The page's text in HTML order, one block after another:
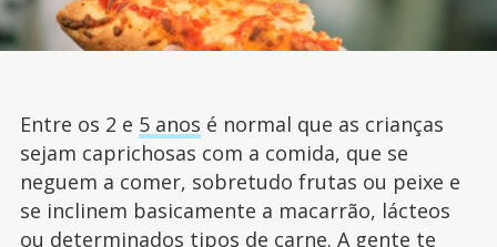
Entre os 2 e 5 anos é normal que as crianças
sejam caprichosas com a comida, que se
neguem a comer, sobretudo frutas ou peixe e
se inclinem basicamente a macarrão, lácteos
ou determinados tipos de carne. A gente te